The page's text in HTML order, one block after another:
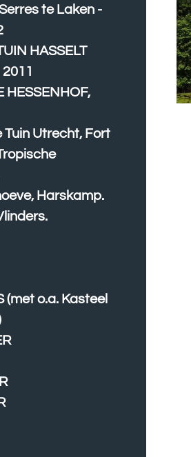
te Laken -
HASSELT
HESSENHOF,
Tuin Utrecht, Fort
Harskamp.
(met o.a. Kasteel